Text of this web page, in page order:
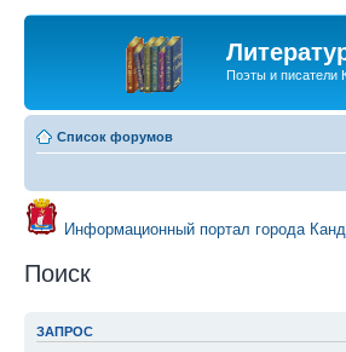
Поэты и писатели
Список форумов
Информационный портал города
Поиск
ЗАПРОС